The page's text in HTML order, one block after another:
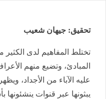
تحقيق: جيهان شعيب
تختلط المفاهيم لدى الكثير
المبادئ، وتضيع منهم
عليه الآباء من الأجداد،
يبثونها عبر قنوات